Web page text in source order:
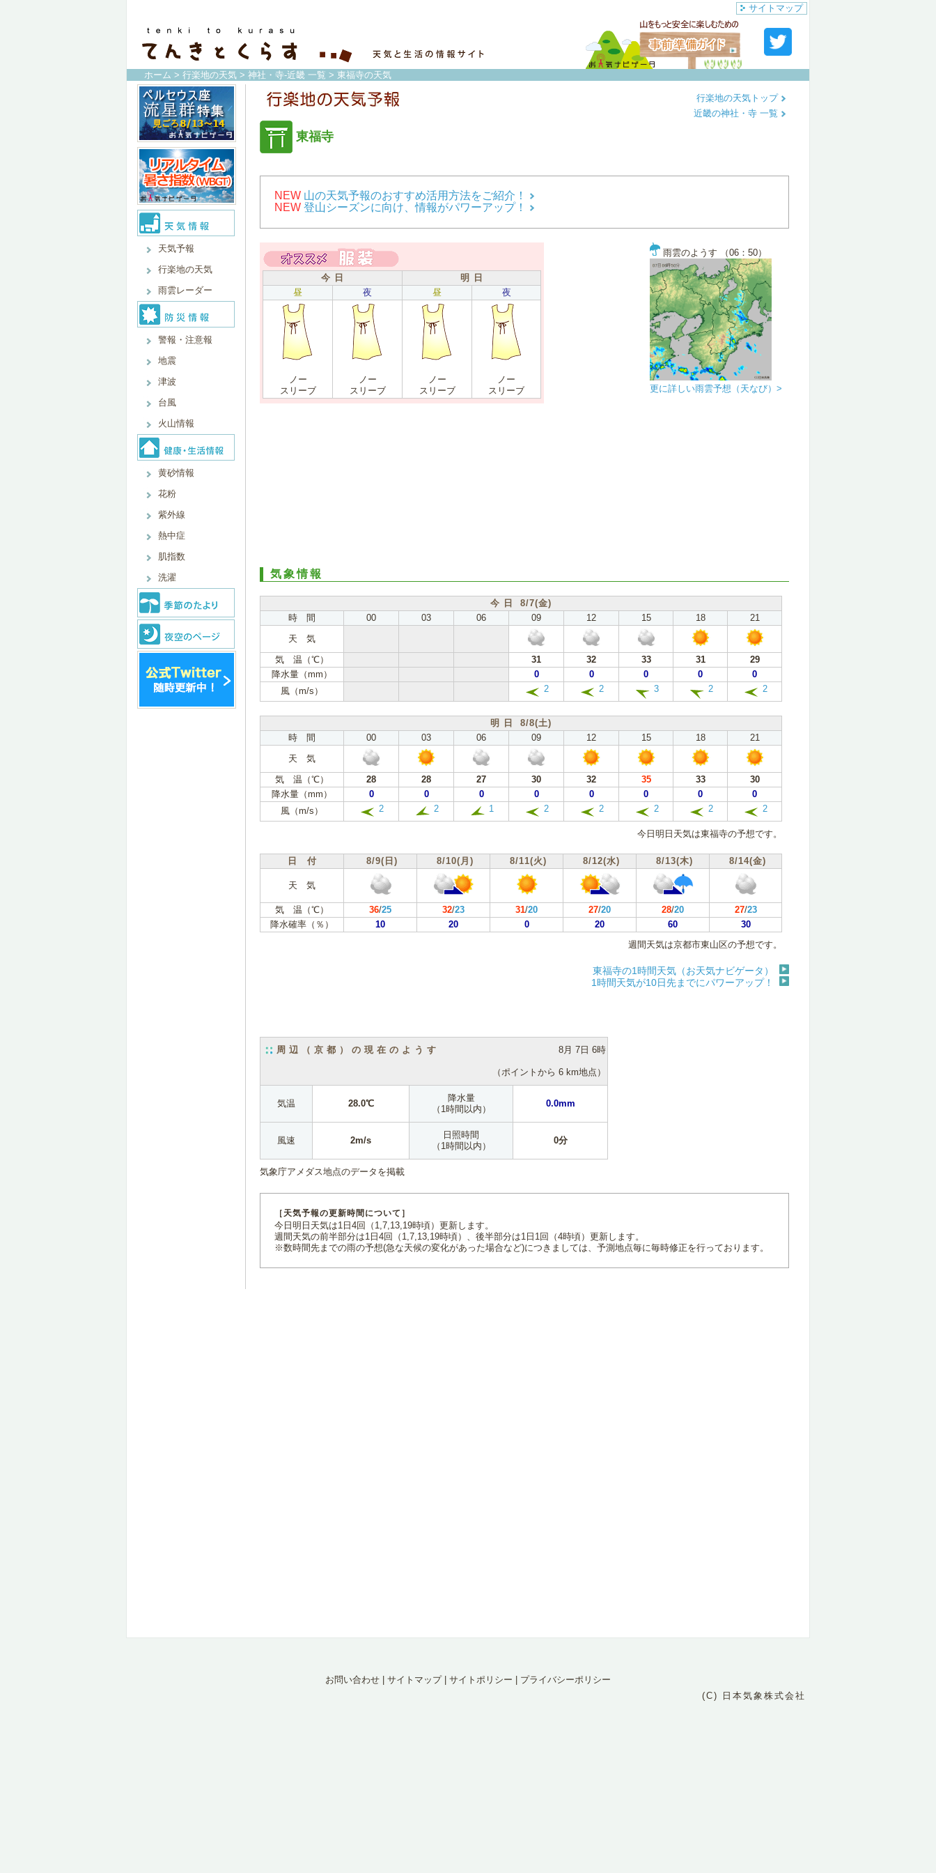
サイトマップ
ホーム > 行楽地の天気 > 神社・寺-近畿 一覧 > 東福寺の天気
天気予報
行楽地の天気
雨雲レーダー
警報・注意報
地震
津波
台風
火山情報
黄砂情報
花粉
紫外線
熱中症
肌指数
洗濯
東福寺
行楽地の天気トップ
近畿の神社・寺 一覧
NEW 山の天気予報のおすすめ活用方法をご紹介！
NEW 登山シーズンに向け、情報がパワーアップ！
今 日
明 日
昼
夜 昼 夜
ノー
スリーブ
ノー
スリーブ
ノー
スリーブ
ノー
スリーブ
雨雲のようす （06：50）
更に詳しい雨雲予想（天なび）>
気象情報
今 日 8/7(金)
時 間
00 03 06 09 12 15 18
21
天 気
気 温（℃）
31 32 33 31
29
降水量（mm）
0 0 0 0
0
風（m/s）
2 2 3 2 2
明 日 8/8(土)
時 間
00 03 06 09 12 15 18
21
天 気
気 温（℃）
28 28 27 30 32 35 33
30
降水量（mm）
0 0 0 0 0 0 0
0
風（m/s）
2 2 1 2 2 2 2 2
今日明日天気は東福寺の予想です。
日 付 8/9(日) 8/10(月) 8/11(火) 8/12(水) 8/13(木) 8/14(金)
天 気
気 温（℃） 36/25 32/23 31/20 27/20 28/20 27/23
降水確率（％）
10 20 0 20 60
30
週間天気は京都市東山区の予想です。
東福寺の1時間天気（お天気ナビゲータ）
1時間天気が10日先までにパワーアップ！
周辺（京都）の現在のようす 8月 7日 6時
（ポイントから 6 km地点）
気温 28.0℃
降水量
（1時間以内）
0.0mm
風速 2m/s
日照時間
（1時間以内）
0分
気象庁アメダス地点のデータを掲載
［天気予報の更新時間について］
今日明日天気は1日4回（1,7,13,19時頃）更新します。
週間天気の前半部分は1日4回（1,7,13,19時頃）、後半部分は1日1回（4時頃）更新します。
※数時間先までの雨の予想(急な天候の変化があった場合など)につきましては、予測地点毎に毎時修正を行っております。
お問い合わせ サイトマップ| サイトポリシー
プライバシーポリシー
(C) 日本気象株式会社